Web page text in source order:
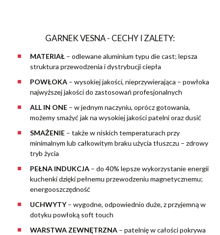
GARNEK VESNA - CECHY I ZALETY:
MATERIAŁ – odlewane aluminium typu die cast; lepsza
struktura przewodzenia i dystrybucji ciepła
POWŁOKA – wysokiej jakości, nieprzywierająca – powłoka
najwyższej jakości do zastosowań profesjonalnych
ALL IN ONE – w jednym naczyniu, oprócz gotowania,
możemy smażyć jak na wysokiej jakości patelni oraz dusić
SMAŻENIE – także w niskich temperaturach przy
minimalnym lub całkowitym braku użycia tłuszczu – zdrowy
tryb życia
PEŁNA INDUKCJA – do 40% lepsze wykorzystanie energii
kuchenki dzięki pełnemu przewodzeniu magnetycznemu;
energooszczędność
UCHWYTY– wygodne, odpowiednio duże, z przyjemną w
dotyku powłoką soft touch
WARSTWA ZEWNĘTRZNA – patelnię w całości pokrywa